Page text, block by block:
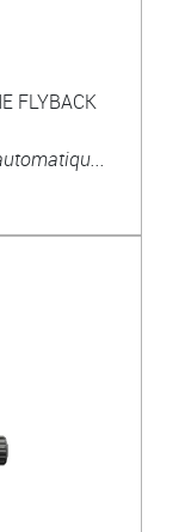
FLYBACK